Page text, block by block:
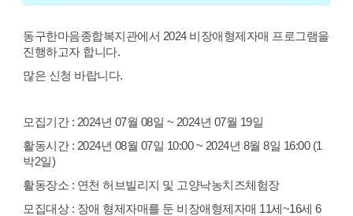
동구한마음종합복지관에서 2024 비장애형제자매 프로그램을
진행하고자 합니다.
많은 신청 바랍니다.
모집기간 : 2024년 07월 08일 ~ 2024년 07월 19일
활동시간 : 2024년 08월 07일 10:00 ~ 2024년 8월 8일 16:00 (1
박2일)
활동장소 : 연천 허브빌리지 및 고양낙농치즈체험장
모집대상 : 장애 형제자매를 둔 비장애형제자매 11세~16세 6